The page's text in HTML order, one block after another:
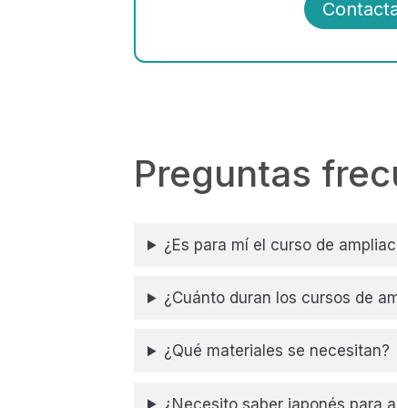
Preguntas
¿Es para mí el curso de
¿Cuánto duran los cursos de
¿Qué materiales se necesitan?
¿Necesito saber japonés para